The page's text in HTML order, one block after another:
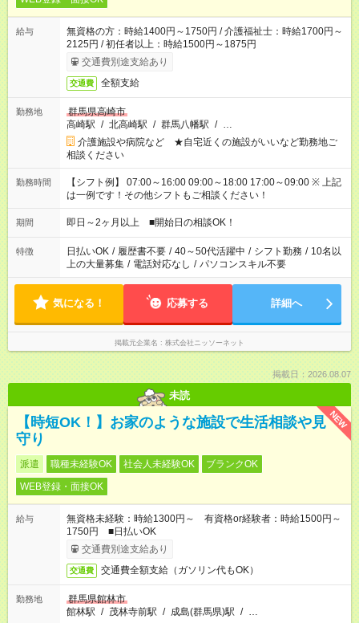
給与
無資格の方：時給1400円～1750円 / 介護福祉士：時給1700円～
2125円 / 初任者以上：時給1500円～1875円
交通費別途支給あり
交通費 全額支給
勤務地
群馬県高崎市
高崎駅 / 北高崎駅 / 群馬八幡駅 / …
介護施設や病院など ★自宅近くの施設がいいなど勤務地ご
相談ください
勤務時間
【シフト例】 07:00～16:00 09:00～18:00 17:00～09:00 ※ 上記
は一例です！その他シフトもご相談ください！
期間 即日～2ヶ月以上 ■開始日の相談OK！
特徴 日払いOK / 履歴書不要 / 40～50代活躍中 / シフト勤務 / 10名以
上の大量募集 / 電話対応なし / パソコンスキル不要
気になる！ 応募する 詳細へ
掲載元企業名 株式会社ニッソーネット
掲載日：2026.08.07
未読
NEW
【時短OK！】お家のような施設で生活相談や見
守り
派遣 職種未経験OK 社会人未経験OK
ブランクOK
WEB登録・面接OK
給与
無資格未経験：時給1300円～ 有資格or経験者：時給1500円～
1750円 ■日払いOK
交通費別途支給あり
交通費 交通費全額支給（ガソリン代もOK）
勤務地
群馬県館林市
館林駅 / 茂林寺前駅 / 成島(群馬県)駅 / …